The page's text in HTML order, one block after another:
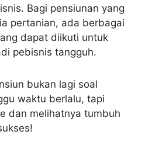
Bagi pensiunan yang
pertanian, ada berbagai
dapat diikuti untuk
pebisnis tangguh.
bukan lagi soal
waktu berlalu, tapi
dan melihatnya tumbuh